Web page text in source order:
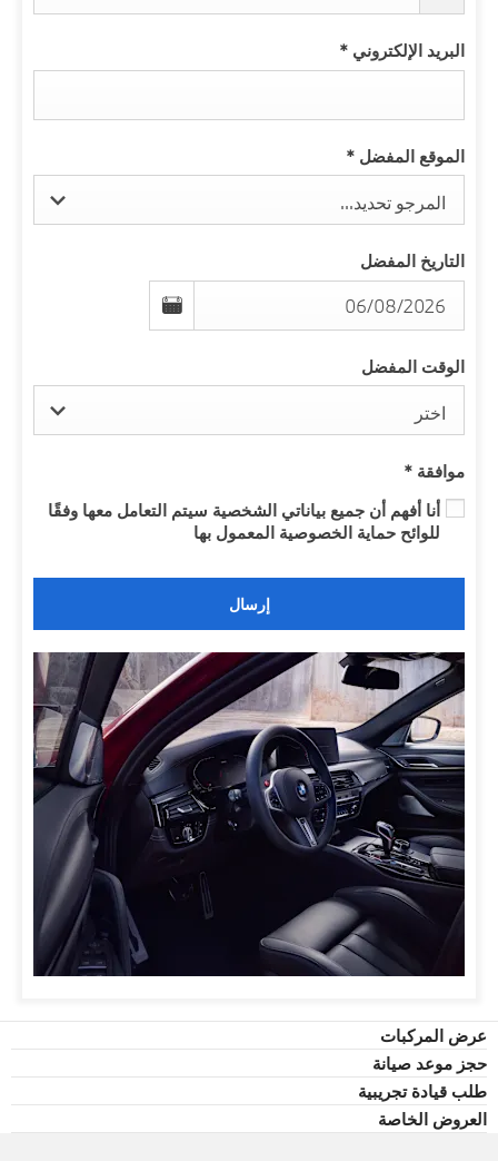
البريد الإلكتروني*
الموقع المفضل*
المرجو تحديد...
التاريخ المفضل
الوقت المفضل
اختر
موافقة*
أنا أفهم أن جميع بياناتي الشخصية سيتم التعامل معها وفقًا
للوائح حماية الخصوصية المعمول بها
إرسال
عرض المركبات
حجز موعد صيانة
طلب قيادة تجريبية
العروض الخاصة